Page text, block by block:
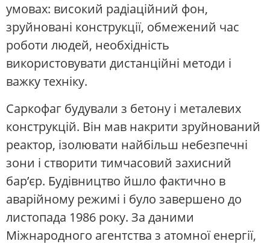
умовах: високий радіаційний фон,
зруйновані конструкції, обмежений час
роботи людей, необхідність
використовувати дистанційні методи і
важку техніку.
Саркофаг будували з бетону і металевих
конструкцій. Він мав накрити зруйнований
реактор, ізолювати найбільш небезпечні
зони і створити тимчасовий захисний
бар’єр. Будівництво йшло фактично в
аварійному режимі і було завершено до
листопада 1986 року. За даними
Міжнародного агентства з атомної енергії,